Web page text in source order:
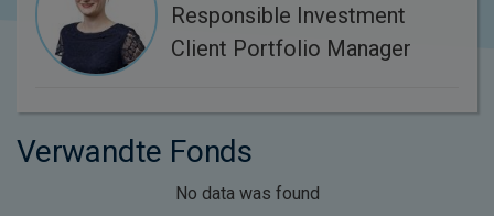
Responsible Investment
Client Portfolio Manager
Verwandte Fonds
No data was found